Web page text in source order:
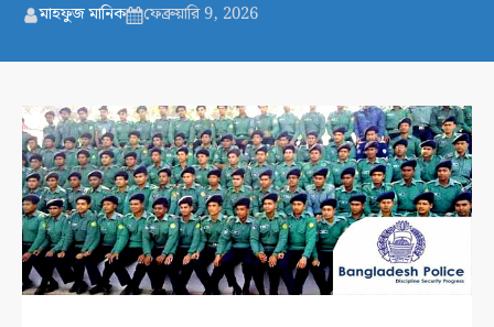
মাহফুজ মানিক ফেব্রুয়ারি 9, 2026